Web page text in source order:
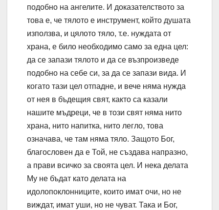
подобно на ангелите. И доказателството за
това е, че тялото е инструмент, който душата
използва, и цялото тяло, т.е. нуждата от
храна, е било необходимо само за една цел:
да се запази тялото и да се възпроизведе
подобно на себе си, за да се запази вида. И
когато тази цел отпадне, и вече няма нужда
от нея в бъдещия свят, както са казали
нашите мъдреци, че в този свят няма нито
храна, нито напитка, нито легло, това
означава, че там няма тяло. Защото Бог,
благословен да е Той, не създава напразно,
а прави всичко за своята цел. И нека делата
Му не бъдат като делата на
идолопоклонниците, които имат очи, но не
виждат, имат уши, но не чуват. Така и Бог,